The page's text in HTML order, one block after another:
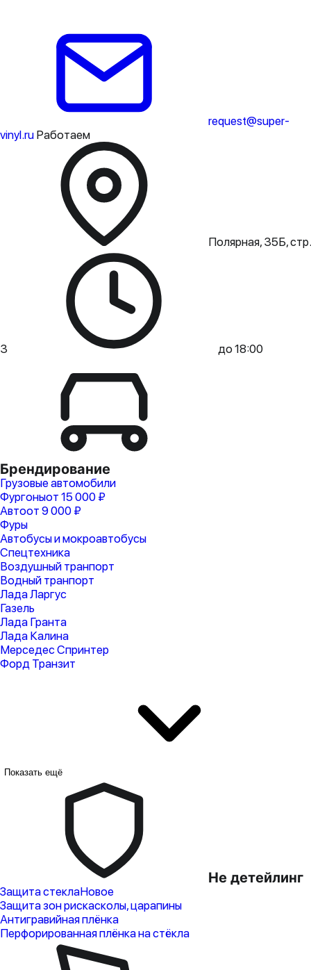
request@super-
vinyl.ru Работаем
Полярная, 35Б, стр.
3 до 18:00
Брендирование
Грузовые автомобили
Фургоныот 15 000 ₽
Автоот 9 000 ₽
Фуры
Автобусы и мокроавтобусы
Спецтехника
Воздушный транпорт
Водный транпорт
Лада Ларгус
Газель
Лада Гранта
Лада Калина
Мерседес Спринтер
Форд Транзит
Показать ещё
Не детейлинг
Защита стеклаНовое
Защита зон рискасколы, царапины
Антигравийная плёнка
Перфорированная плёнка на стёкла